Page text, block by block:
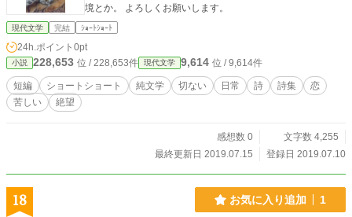
境とか。 よろしくお願いします。
現代文学 完結 ｼｮｰﾄｼｮｰﾄ
24h.ポイント 0pt
小説 228,653 位 / 228,653件 現代文学 9,614 位 / 9,614件
短編 ショートショート 純文学 切ない 日常 詩 詩集
恋
苦しい
絶望
感想数 0
文字数 4,255
最終更新日 2019.07.15
登録日 2019.07.10
18 お気に入り追加 1